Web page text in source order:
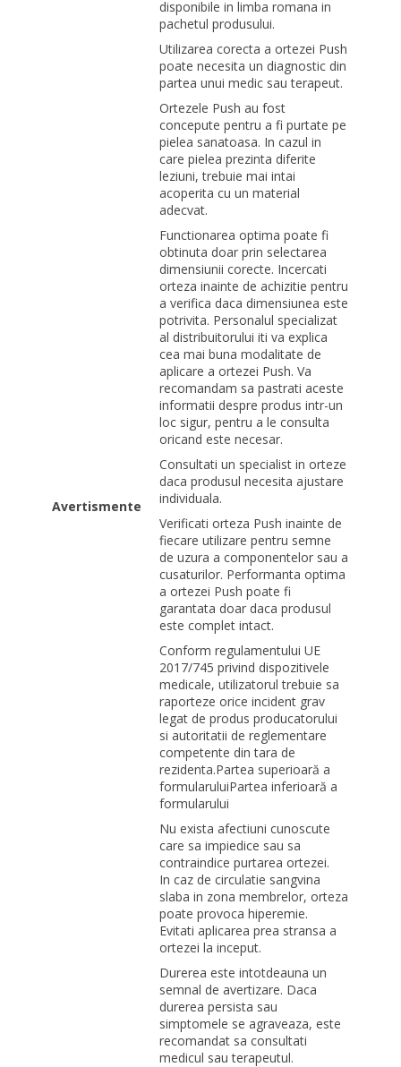
Avertismente
disponibile in limba romana in
pachetul produsului.
Utilizarea corecta a ortezei Push
poate necesita un diagnostic din
partea unui medic sau terapeut.
Ortezele Push au fost
concepute pentru a fi purtate pe
pielea sanatoasa. In cazul in
care pielea prezinta diferite
leziuni, trebuie mai intai
acoperita cu un material
adecvat.
Functionarea optima poate fi
obtinuta doar prin selectarea
dimensiunii corecte. Incercati
orteza inainte de achizitie pentru
a verifica daca dimensiunea este
potrivita. Personalul specializat
al distribuitorului iti va explica
cea mai buna modalitate de
aplicare a ortezei Push. Va
recomandam sa pastrati aceste
informatii despre produs intr-un
loc sigur, pentru a le consulta
oricand este necesar.
Consultati un specialist in orteze
daca produsul necesita ajustare
individuala.
Verificati orteza Push inainte de
fiecare utilizare pentru semne
de uzura a componentelor sau a
cusaturilor. Performanta optima
a ortezei Push poate fi
garantata doar daca produsul
este complet intact.
Conform regulamentului UE
2017/745 privind dispozitivele
medicale, utilizatorul trebuie sa
raporteze orice incident grav
legat de produs producatorului
si autoritatii de reglementare
competente din tara de
rezidenta.Partea superioară a
formularuluiPartea inferioară a
formularului
Nu exista afectiuni cunoscute
care sa impiedice sau sa
contraindice purtarea ortezei.
In caz de circulatie sangvina
slaba in zona membrelor, orteza
poate provoca hiperemie.
Evitati aplicarea prea stransa a
ortezei la inceput.
Durerea este intotdeauna un
semnal de avertizare. Daca
durerea persista sau
simptomele se agraveaza, este
recomandat sa consultati
medicul sau terapeutul.